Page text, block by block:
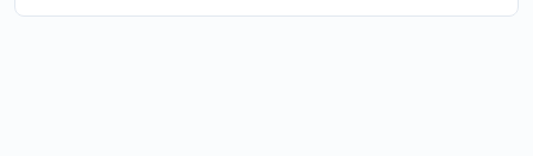
d'une discussion avec